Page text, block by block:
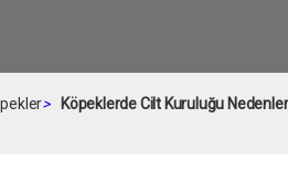
> Köpeklerde Cilt Kuruluğu